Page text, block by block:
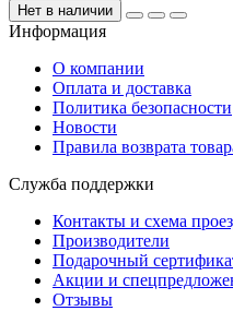
Нет в наличии
Информация
О компании
Оплата и доставка
Политика безопасности
Новости
Правила возврата
Служба поддержки
Контакты и схема
Производители
Подарочный
Акции и
Отзывы